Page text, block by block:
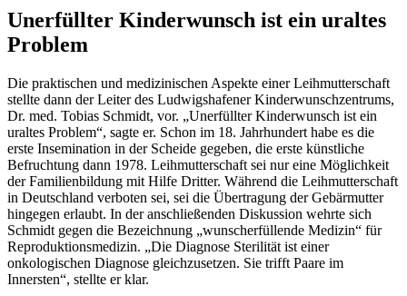
Unerfüllter Kinderwunsch ist ein uraltes
Problem
Die praktischen und medizinischen Aspekte einer Leihmutterschaft
stellte dann der Leiter des Ludwigshafener Kinderwunschzentrums,
Dr. med. Tobias Schmidt, vor. „Unerfüllter Kinderwunsch ist ein
uraltes Problem“, sagte er. Schon im 18. Jahrhundert habe es die
erste Insemination in der Scheide gegeben, die erste künstliche
Befruchtung dann 1978. Leihmutterschaft sei nur eine Möglichkeit
der Familienbildung mit Hilfe Dritter. Während die Leihmutterschaft
in Deutschland verboten sei, sei die Übertragung der Gebärmutter
hingegen erlaubt. In der anschließenden Diskussion wehrte sich
Schmidt gegen die Bezeichnung „wunscherfüllende Medizin“ für
Reproduktionsmedizin. „Die Diagnose Sterilität ist einer
onkologischen Diagnose gleichzusetzen. Sie trifft Paare im
Innersten“, stellte er klar.